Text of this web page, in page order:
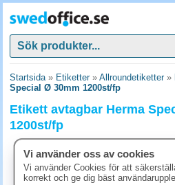
Startsida» Etiketter» Allroundetiketter»
Special Ø 30mm 1200st/fp
Etikett avtagbar Herma
1200st/fp
Vi använder oss av cookies
Vi använder Cookies för att
korrekt och ge dig bäst